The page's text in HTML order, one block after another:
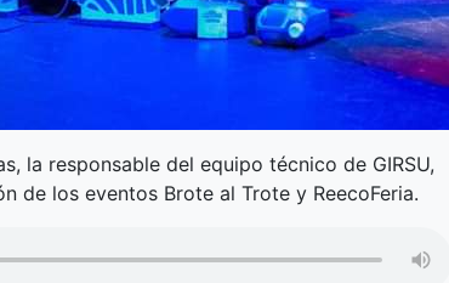
la responsable del equipo técnico de GIRSU,
de los eventos Brote al Trote y ReecoFeria.